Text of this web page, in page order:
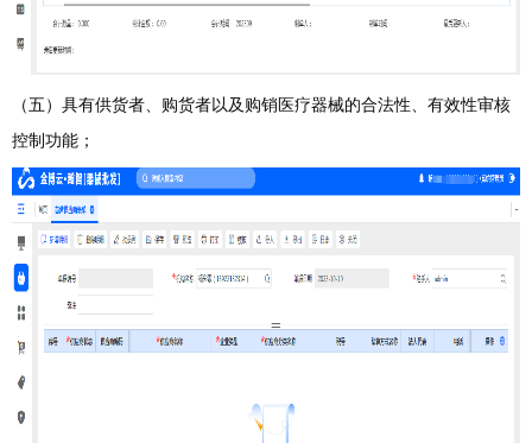
（五） 具有供货者、购货者以及购销医疗器械的合法性、有效性审核
控制功能；